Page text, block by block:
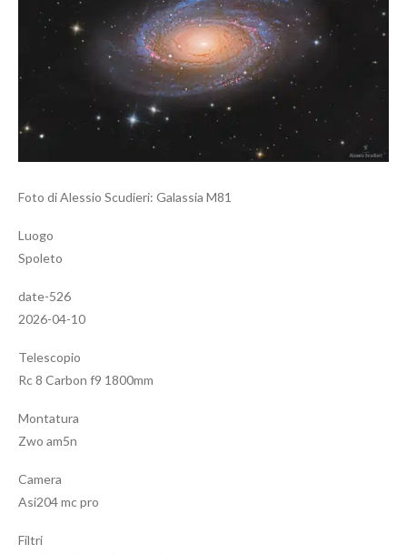
Foto di Alessio Scudieri: Galassia M81
Luogo
Spoleto
date-526
2026-04-10
Telescopio
Rc 8 Carbon f9 1800mm
Montatura
Zwo am5n
Camera
Asi204 mc pro
Filtri